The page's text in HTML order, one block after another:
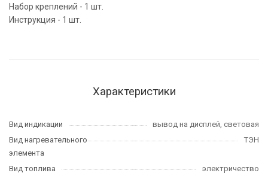
Набор креплений - 1 шт.
Инструкция - 1 шт.
Характеристики
Вид индикации
вывод на дисплей, световая
Вид нагревательного
элемента
ТЭН
Вид топлива
электричество